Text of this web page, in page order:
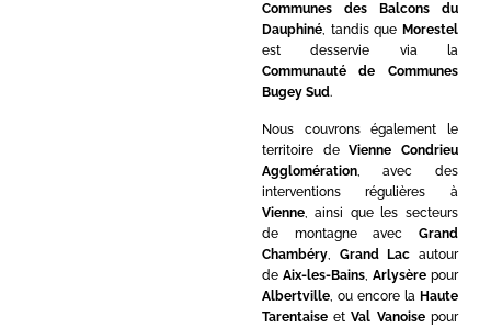
Communes des Balcons du
Dauphiné, tandis que Morestel
est desservie via la
Communauté de Communes
Bugey Sud.
Nous couvrons également le
territoire deVienne Condrieu
Agglomération, avec des
interventions régulières à
Vienne, ainsi que les secteurs
de montagne avec Grand
Chambéry, Grand Lac autour
de Aix-les-Bains, Arlysèrepour
Albertville, ou encore la Haute
TarentaiseetVal Vanoisepour